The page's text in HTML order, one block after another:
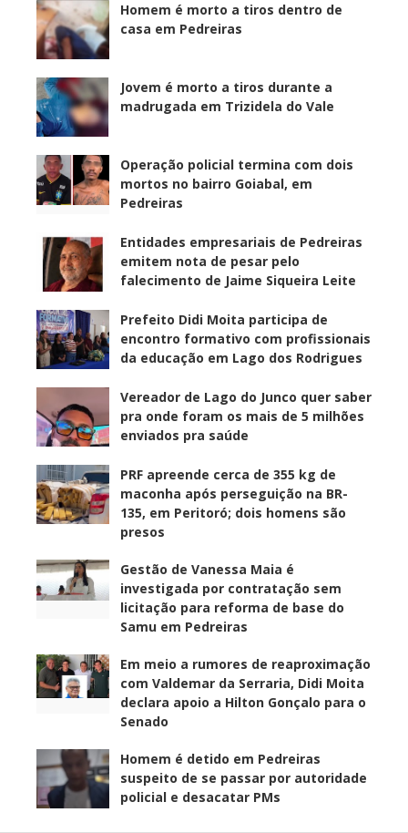
Homem é morto a tiros dentro de
casa em Pedreiras
Jovem é morto a tiros durante a
madrugada em Trizidela do Vale
Operação policial termina com dois
mortos no bairro Goiabal, em
Pedreiras
Entidades empresariais de Pedreiras
emitem nota de pesar pelo
falecimento de Jaime Siqueira Leite
Prefeito Didi Moita participa de
encontro formativo com profissionais
da educação em Lago dos Rodrigues
Vereador de Lago do Junco quer saber
pra onde foram os mais de 5 milhões
enviados pra saúde
PRF apreende cerca de 355 kg de
maconha após perseguição na BR-
135, em Peritoró; dois homens são
presos
Gestão de Vanessa Maia é
investigada por contratação sem
licitação para reforma de base do
Samu em Pedreiras
Em meio a rumores de reaproximação
com Valdemar da Serraria, Didi Moita
declara apoio a Hilton Gonçalo para o
Senado
Homem é detido em Pedreiras
suspeito de se passar por autoridade
policial e desacatar PMs